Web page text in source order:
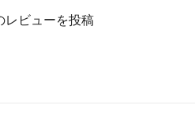
レビューを投稿